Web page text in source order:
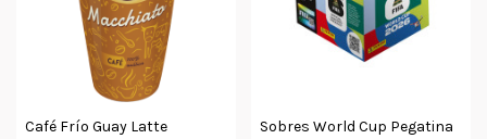
Café Frío Guay Latte
Sobres World Cup Pegatina